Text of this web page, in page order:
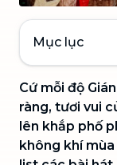
Mục lục
Cứ mỗi độ
ràng, tươi vui
lên khắp phố
không khí